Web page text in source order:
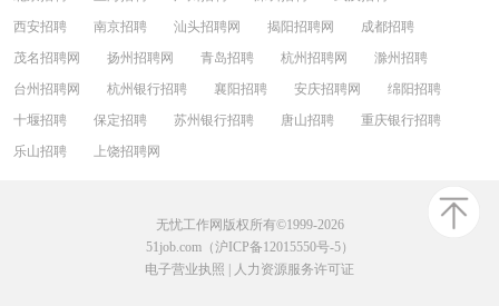
西安招聘
南京招聘 汕头招聘网 揭阳招聘网
成都招聘
茂名招聘网
扬州招聘网 青岛招聘 杭州招聘网
滁州招聘
台州招聘网
杭州银行招聘 襄阳招聘 安庆招聘网
绵阳招聘
十堰招聘
保定招聘 苏州银行招聘 唐山招聘
重庆银行招聘
乐山招聘
上饶招聘网
无忧工作网版权所有©1999-2026
51job.com（沪ICP备12015550号-5）
电子营业执照
人力资源服务许可证